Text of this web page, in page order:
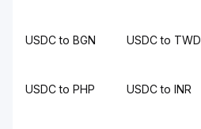
USDC to BGN USDC to TWD
USDC to PHP USDC to INR